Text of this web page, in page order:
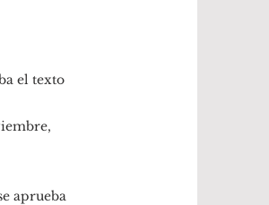
el texto
aprueba